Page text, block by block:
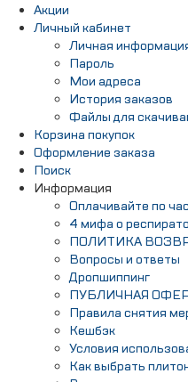
Акции
Личный кабинет
Личная
Пароль
Мои адреса
История заказов
Файлы для
Корзина покупок
Оформление заказа
Поиск
Информация
Оплачивайте по
4 мифа о
ПОЛИТИКА
Вопросы и ответы
Дропшиппинг
ПУБЛИЧНАЯ
Правила снятия
Кешбэк
Условия
Как выбрать